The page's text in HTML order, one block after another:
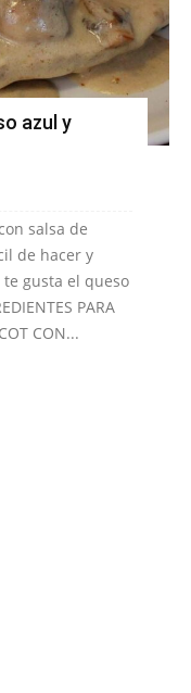
azul y
salsa de
de hacer y
gusta el queso
PARA
CON...